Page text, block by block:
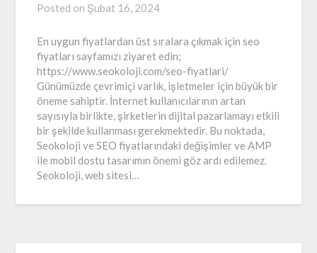
Posted on Şubat 16, 2024
En uygun fiyatlardan üst sıralara çıkmak için seo
fiyatları sayfamızı ziyaret edin;
https://www.seokoloji.com/seo-fiyatlari/
Günümüzde çevrimiçi varlık, işletmeler için büyük bir
öneme sahiptir. İnternet kullanıcılarının artan
sayısıyla birlikte, şirketlerin dijital pazarlamayı etkili
bir şekilde kullanması gerekmektedir. Bu noktada,
Seokoloji ve SEO fiyatlarındaki değişimler ve AMP
ile mobil dostu tasarımın önemi göz ardı edilemez.
Seokoloji, web sitesi…